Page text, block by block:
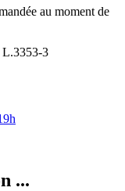
au moment de
L.3353-3
...